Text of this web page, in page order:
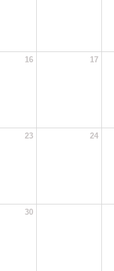
16 17
23 24
30